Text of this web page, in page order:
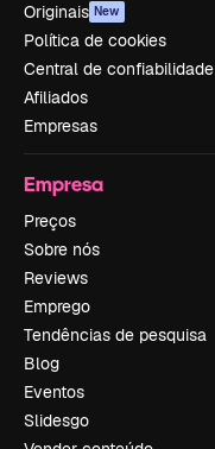
Originais New
Política de cookies
Central de confiabilidade
Afiliados
Empresas
Empresa
Preços
Sobre nós
Reviews
Emprego
Tendências de pesquisa
Blog
Eventos
Slidesgo